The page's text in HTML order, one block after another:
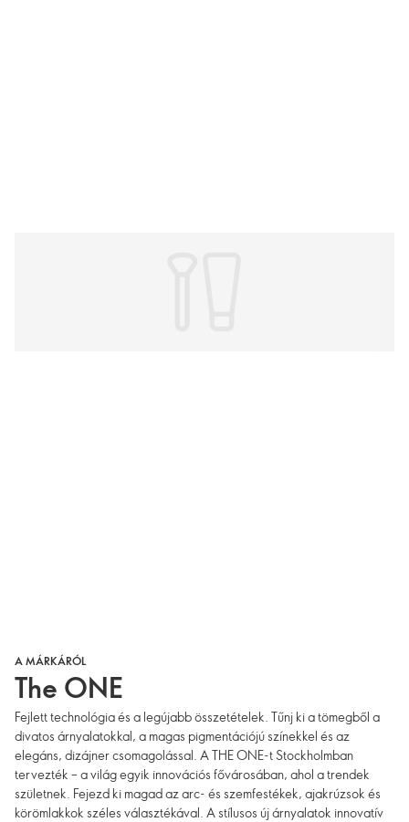
A MÁRKÁRÓL
The ONE
Fejlett technológia és a legújabb összetételek. Tűnj ki a tömegből a
divatos árnyalatokkal, a magas pigmentációjú színekkel és az
elegáns, dizájner csomagolással. A THE ONE-t Stockholmban
tervezték – a világ egyik innovációs fővárosában, ahol a trendek
születnek. Fejezd ki magad az arc- és szemfestékek, ajakrúzsok és
körömlakkok széles választékával. A stílusos új árnyalatok innovatív